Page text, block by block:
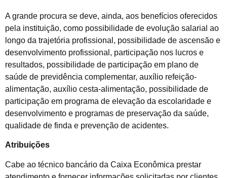
A grande procura se deve, ainda, aos benefícios oferecidos
pela instituição, como possibilidade de evolução salarial ao
longo da trajetória profissional, possibilidade de ascensão e
desenvolvimento profissional, participação nos lucros e
resultados, possibilidade de participação em plano de
saúde de previdência complementar, auxílio refeição-
alimentação, auxílio cesta-alimentação, possibilidade de
participação em programa de elevação da escolaridade e
desenvolvimento e programas de preservação da saúde,
qualidade de finda e prevenção de acidentes.
Atribuições
Cabe ao técnico bancário da Caixa Econômica prestar